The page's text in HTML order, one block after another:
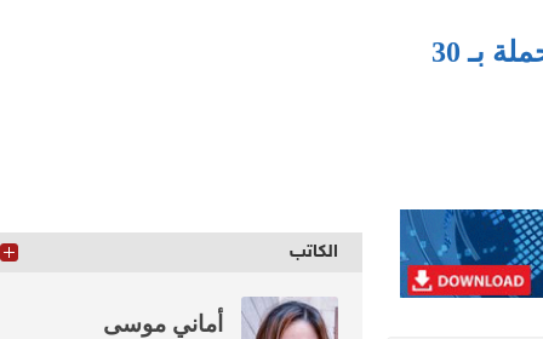
قوات تأمين طريق السويس الصحراوي تضبط سيارة محملة بـ 30
الكاتب
أماني موسى